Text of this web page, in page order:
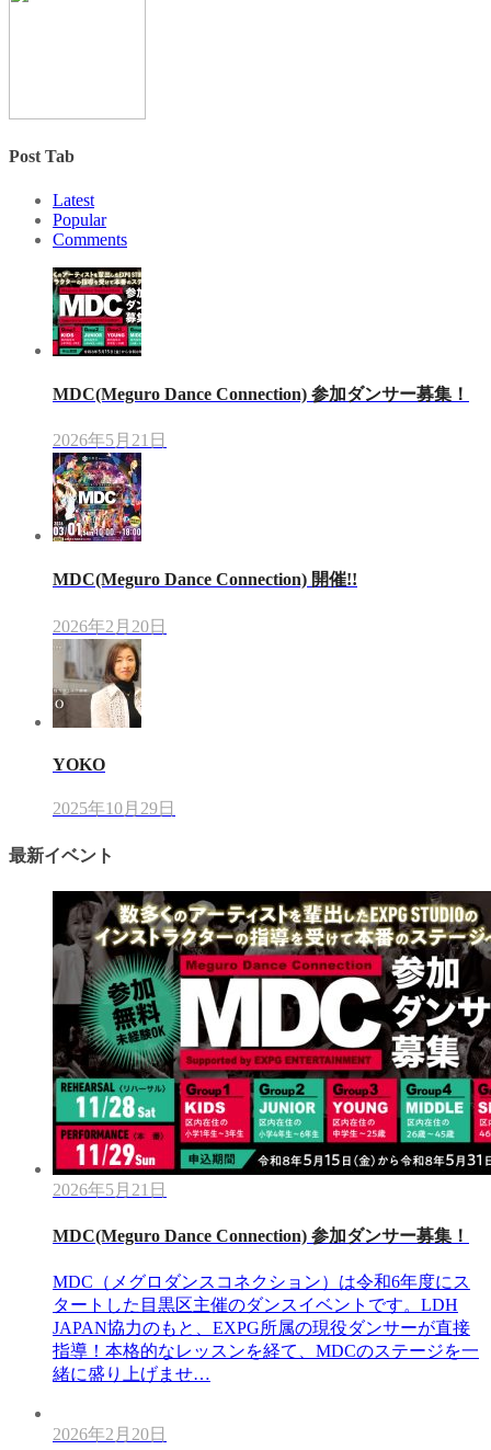
Post Tab
Latest
Popular
Comments
MDC(Meguro Dance Connection) 参加ダンサー募集！
2026年5月21日
MDC(Meguro Dance Connection) 開催!!
2026年2月20日
YOKO
2025年10月29日
最新イベント
2026年5月21日
MDC(Meguro Dance Connection) 参加ダンサー募集！
MDC（メグロダンスコネクション）は令和6年度にス
タートした目黒区主催のダンスイベントです。LDH
JAPAN協力のもと、EXPG所属の現役ダンサーが直接
指導！本格的なレッスンを経て、MDCのステージを一
緒に盛り上げませ…
2026年2月20日